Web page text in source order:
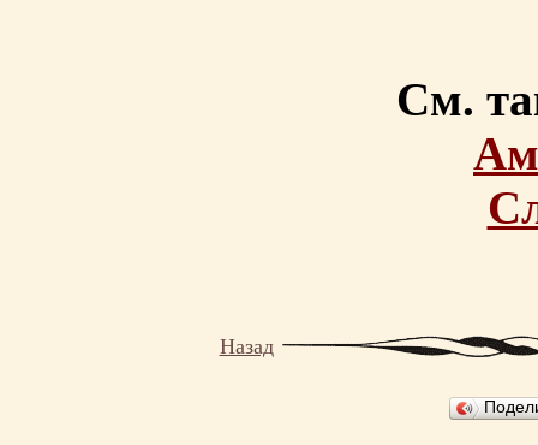
См.
Назад